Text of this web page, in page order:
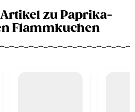
zu Paprika-
Flammkuchen